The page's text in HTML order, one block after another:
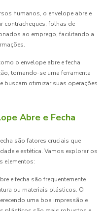
humanos, o envelope abre e
contracheques, folhas de
ao emprego, facilitando a
o envelope abre e fecha
tornando-se uma ferramenta
buscam otimizar suas operações
Abre e Fecha
são fatores cruciais que
e estética. Vamos explorar os
elementos:
e fecha são frequentemente
ou materiais plásticos. O
uma boa impressão e